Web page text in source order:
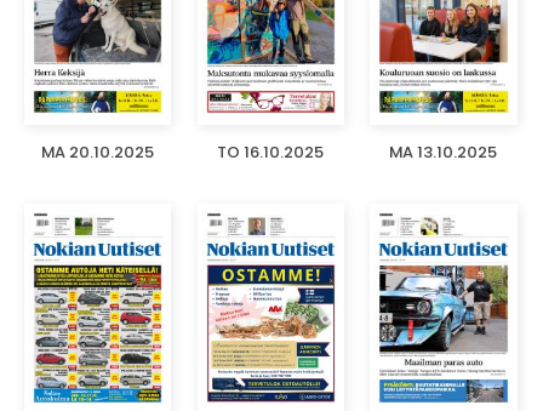
MA 20.10.2025 TO 16.10.2025 MA 13.10.2025